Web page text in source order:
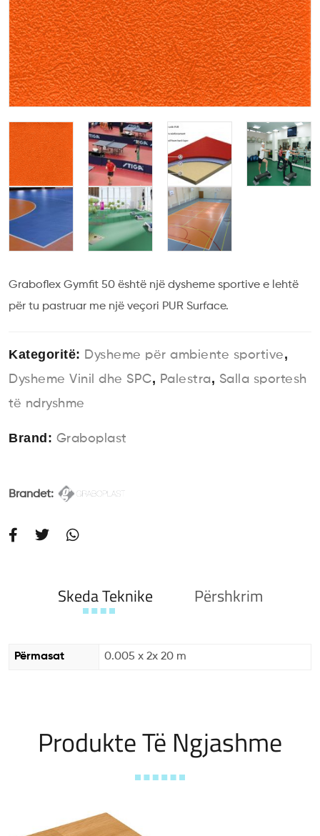
Graboflex Gymfit 50 është një dysheme sportive e lehtë
për tu pastruar me një veçori PUR Surface.
Kategoritë: Dysheme për ambiente sportive,
Dysheme Vinil dhe SPC, Palestra, Salla sportesh
të ndryshme
Brand: Graboplast
Brandet:
Skeda Teknike Përshkrim
Përmasat 0.005 x 2x 20 m
Produkte Të Ngjashme